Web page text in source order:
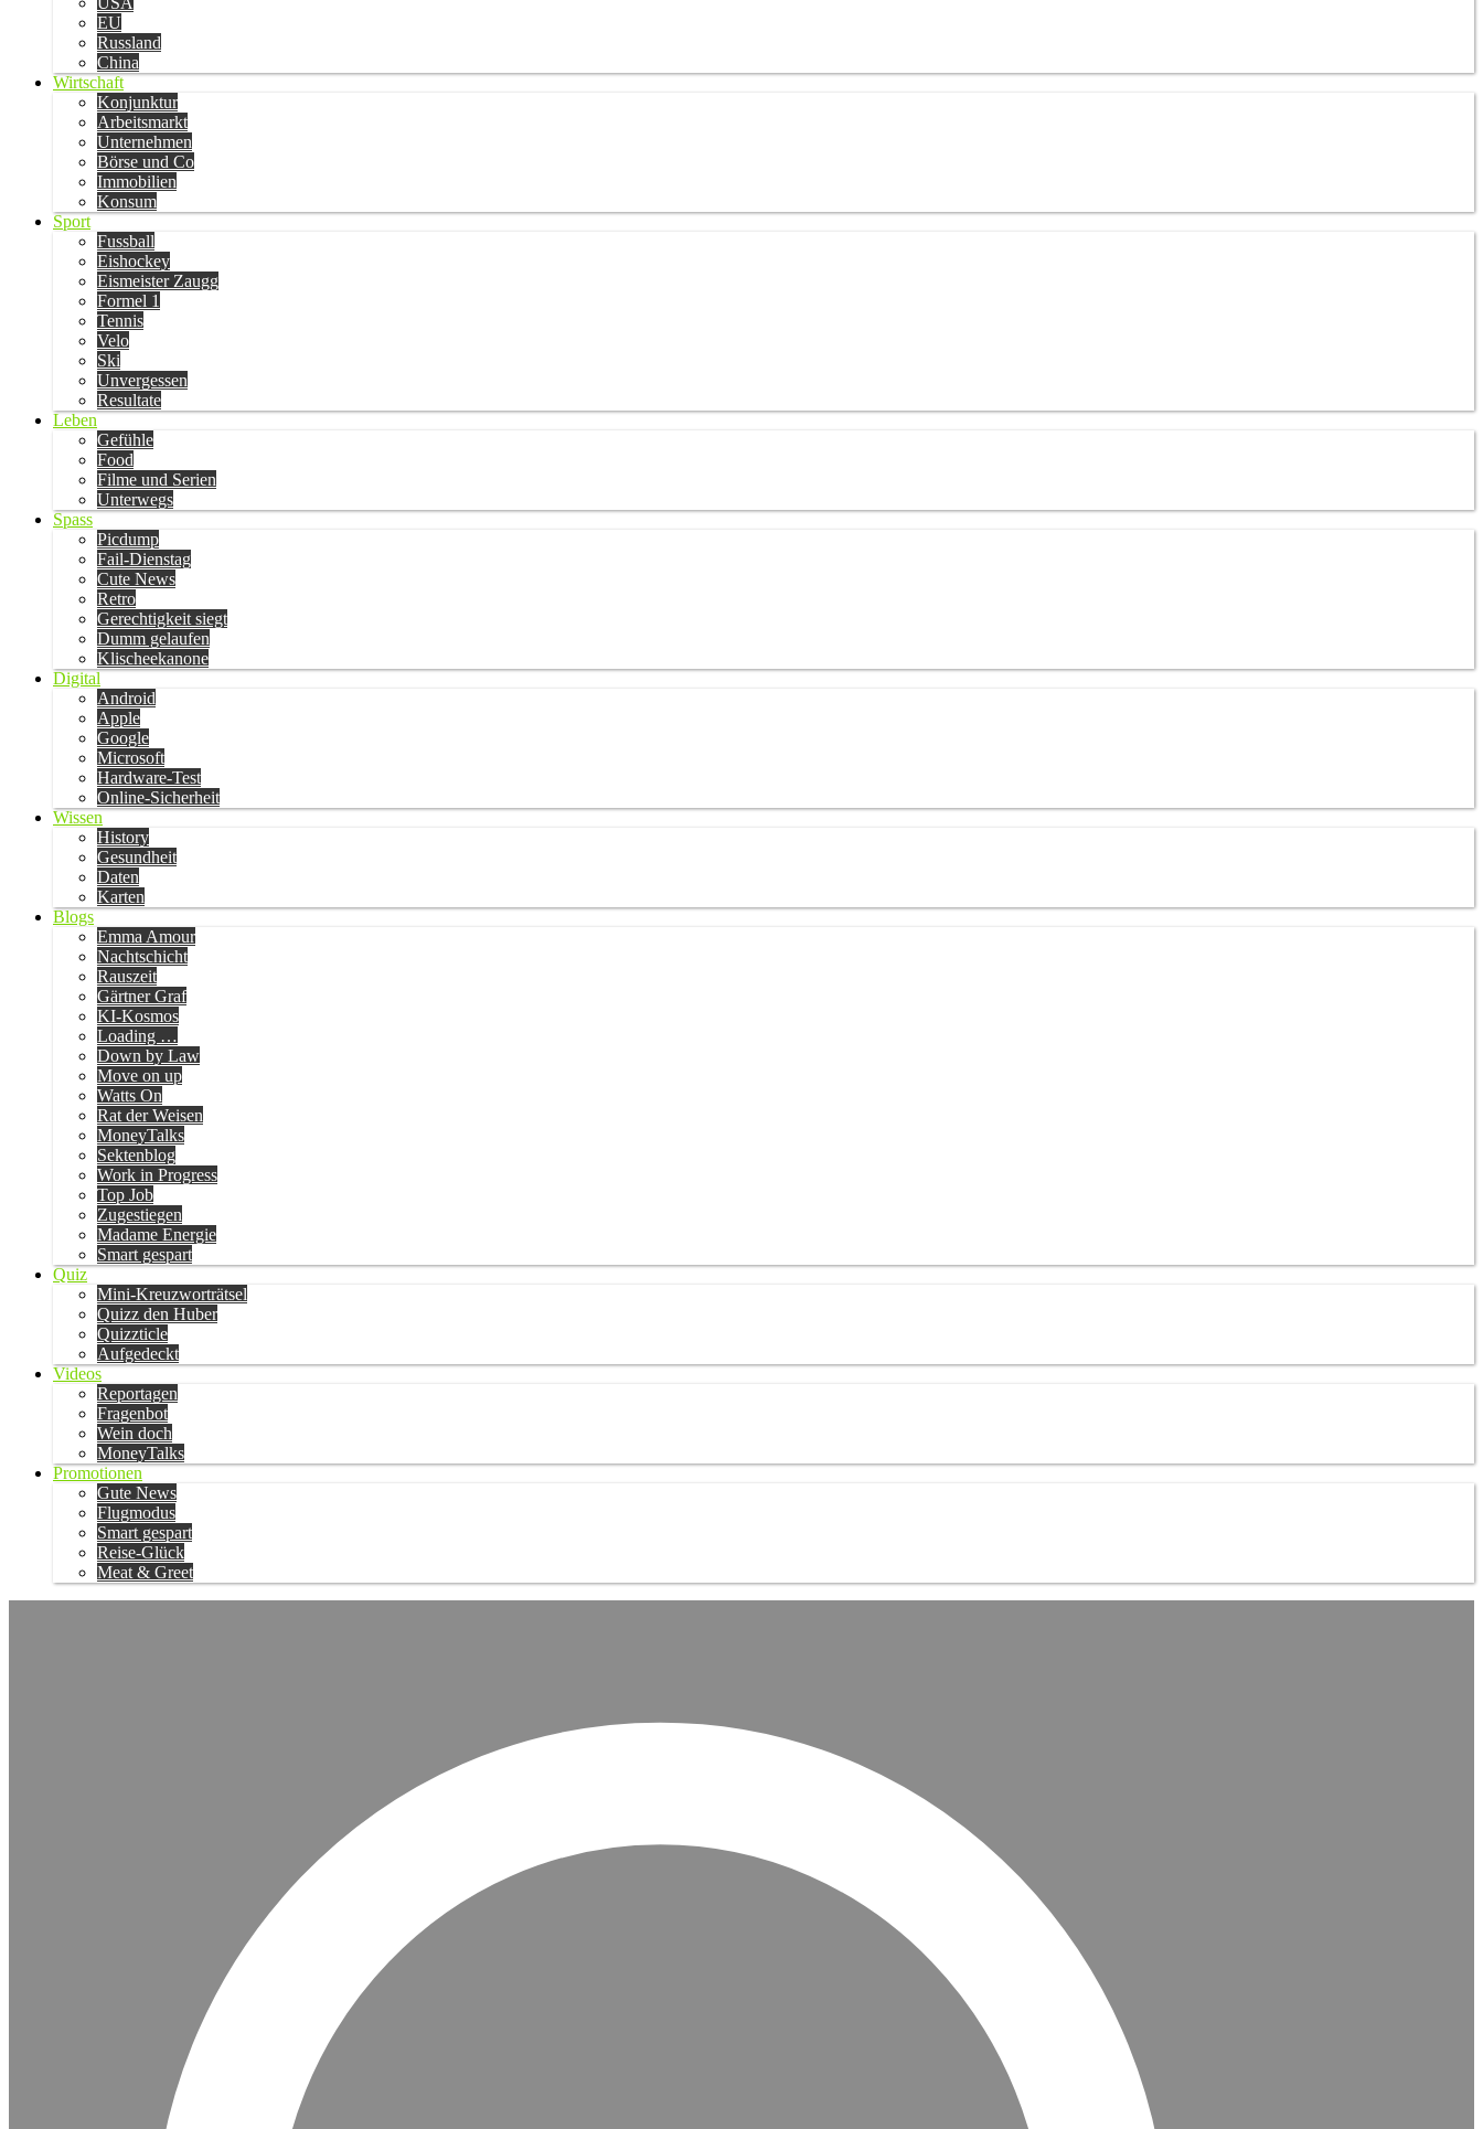
EU
Russland
China
Wirtschaft
Konjunktur
Arbeitsmarkt
Unternehmen
Börse und Co
Immobilien
Konsum
Sport
Fussball
Eishockey
Eismeister Zaugg
Formel 1
Tennis
Velo
Ski
Unvergessen
Resultate
Leben
Gefühle
Food
Filme und Serien
Unterwegs
Spass
Picdump
Fail-Dienstag
Cute News
Retro
Gerechtigkeit siegt
Dumm gelaufen
Klischeekanone
Digital
Android
Apple
Google
Microsoft
Hardware-Test
Online-Sicherheit
Wissen
History
Gesundheit
Daten
Karten
Blogs
Emma Amour
Nachtschicht
Rauszeit
Gärtner Graf
KI-Kosmos
Loading …
Down by Law
Move on up
Watts On
Rat der Weisen
MoneyTalks
Sektenblog
Work in Progress
Top Job
Zugestiegen
Madame Energie
Smart gespart
Quiz
Mini-Kreuzworträtsel
Quizz den Huber
Quizzticle
Aufgedeckt
Videos
Reportagen
Fragenbot
Wein doch
MoneyTalks
Promotionen
Gute News
Flugmodus
Smart gespart
Reise-Glück
Meat & Greet